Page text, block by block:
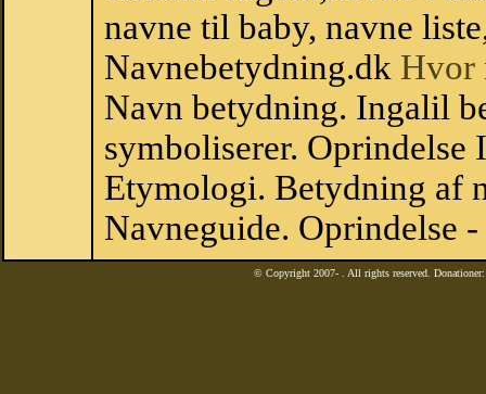
navne til baby, navne
Navnebetydning.dk Hvor
Navn betydning. Ingalil
symboliserer.
Etymologi. Betydning af
Navneguide. Oprindelse
© Copyright 2007- . All rights reserved.